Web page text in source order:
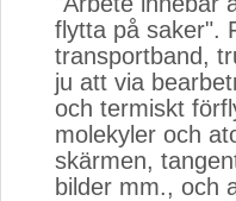
flytta på saker".
transportband,
ju att via
och termiskt
molekyler och
skärmen,
bilder mm., och